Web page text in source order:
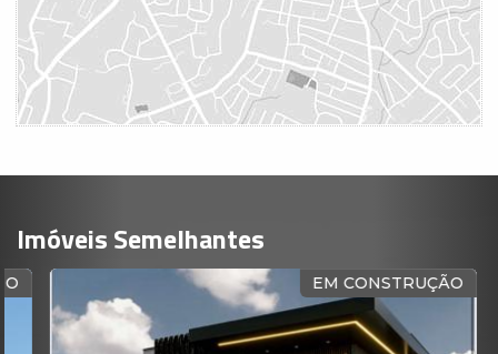
Imóveis Semelhantes
EM CONSTRUÇÃO